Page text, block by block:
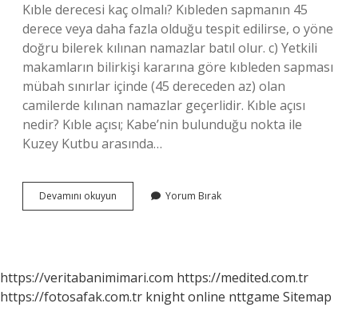
Kıble derecesi kaç olmalı? Kıbleden sapmanın 45
derece veya daha fazla olduğu tespit edilirse, o yöne
doğru bilerek kılınan namazlar batıl olur. c) Yetkili
makamların bilirkişi kararına göre kıbleden sapması
mübah sınırlar içinde (45 dereceden az) olan
camilerde kılınan namazlar geçerlidir. Kıble açısı
nedir? Kıble açısı; Kabe’nin bulunduğu nokta ile
Kuzey Kutbu arasında…
Devamını okuyun
Kaç
Yorum Bırak
https://veritabanimimari.com https://medited.com.tr
https://fotosafak.com.tr knight online nttgame Sitemap